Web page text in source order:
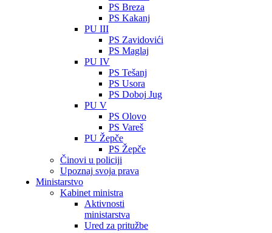
PS Breza
PS Kakanj
PU III
PS Zavidovići
PS Maglaj
PU IV
PS Tešanj
PS Usora
PS Doboj Jug
PU V
PS Olovo
PS Vareš
PU Žepče
PS Žepče
Činovi u policiji
Upoznaj svoja prava
Ministarstvo
Kabinet ministra
Aktivnosti
ministarstva
Ured za pritužbe